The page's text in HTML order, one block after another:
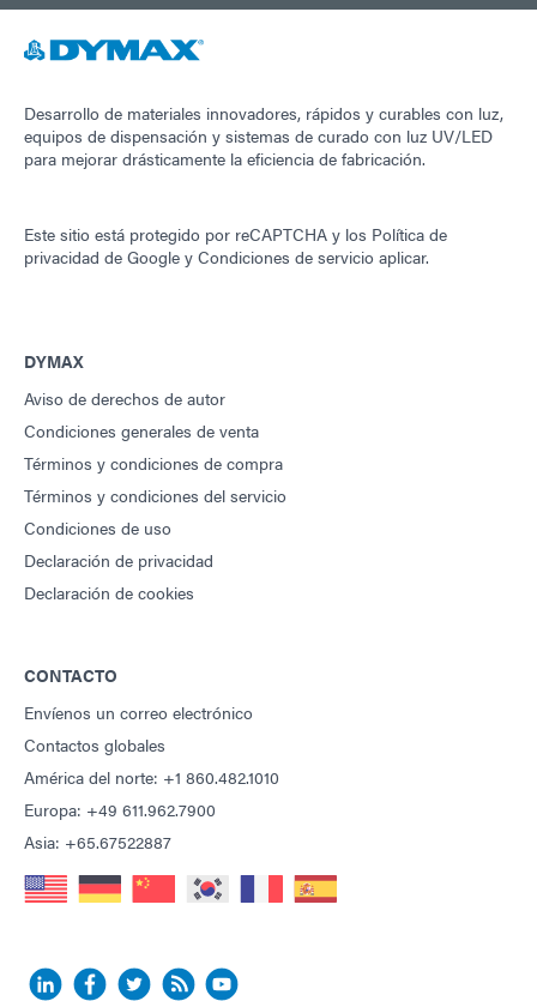
Desarrollo de materiales innovadores, rápidos y curables con luz,
equipos de dispensación y sistemas de curado con luz UV/LED
para mejorar drásticamente la eficiencia de fabricación.
Este sitio está protegido por reCAPTCHA y los Política de
privacidad de Google y Condiciones de servicio aplicar.
DYMAX
Aviso de derechos de autor
Condiciones generales de venta
Términos y condiciones de compra
Términos y condiciones del servicio
Condiciones de uso
Declaración de privacidad
Declaración de cookies
CONTACTO
Envíenos un correo electrónico
Contactos globales
América del norte: +1 860.482.1010
Europa: +49 611.962.7900
Asia: +65.67522887